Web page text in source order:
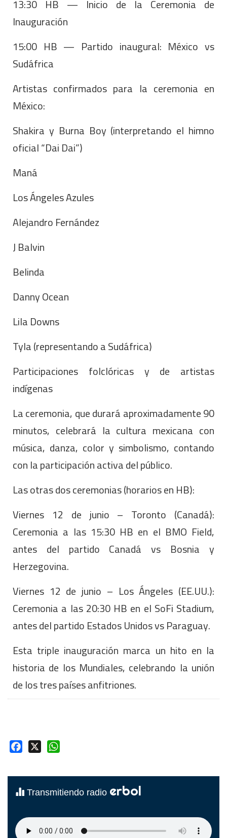
13:30 HB — Inicio de la Ceremonia de
Inauguración
15:00 HB — Partido inaugural: México vs
Sudáfrica
Artistas confirmados para la ceremonia en
México:
Shakira y Burna Boy (interpretando el himno
oficial “Dai Dai”)
Maná
Los Ángeles Azules
Alejandro Fernández
J Balvin
Belinda
Danny Ocean
Lila Downs
Tyla (representando a Sudáfrica)
Participaciones folclóricas y de artistas
indígenas
La ceremonia, que durará aproximadamente 90
minutos, celebrará la cultura mexicana con
música, danza, color y simbolismo, contando
con la participación activa del público.
Las otras dos ceremonias (horarios en HB):
Viernes 12 de junio – Toronto (Canadá):
Ceremonia a las 15:30 HB en el BMO Field,
antes del partido Canadá vs Bosnia y
Herzegovina.
Viernes 12 de junio – Los Ángeles (EE.UU.):
Ceremonia a las 20:30 HB en el SoFi Stadium,
antes del partido Estados Unidos vs Paraguay.
Esta triple inauguración marca un hito en la
historia de los Mundiales, celebrando la unión
de los tres países anfitriones.
Facebook
Transmitiendo radio erbol